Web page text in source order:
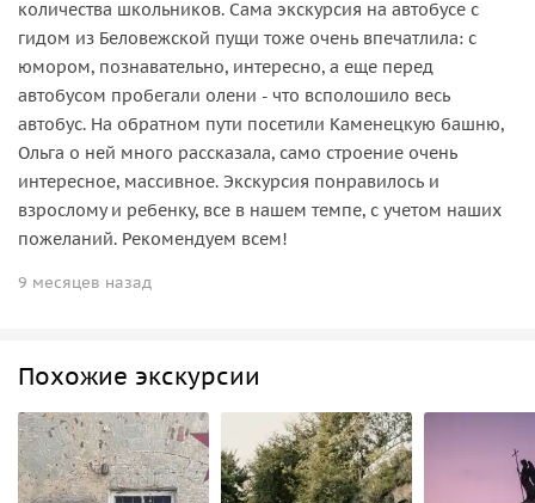
количества школьников. Сама экскурсия на автобусе с
гидом из Беловежской пущи тоже очень впечатлила: с
юмором, познавательно, интересно, а еще перед
автобусом пробегали олени - что всполошило весь
автобус. На обратном пути посетили Каменецкую башню,
Ольга о ней много рассказала, само строение очень
интересное, массивное. Экскурсия понравилось и
взрослому и ребенку, все в нашем темпе, с учетом наших
пожеланий. Рекомендуем всем!
9 месяцев назад
Похожие экскурсии